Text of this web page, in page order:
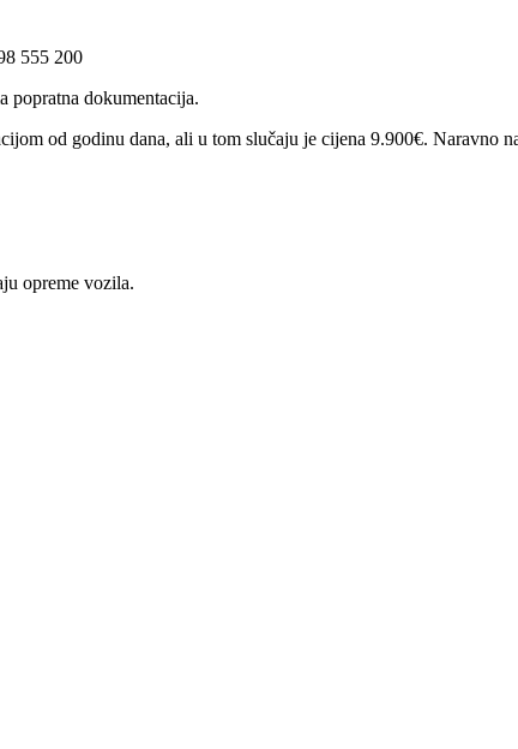
555 200
popratna dokumentacija.
od godinu dana, ali u tom slučaju je cijena 9.900€. Naravno
opreme vozila.